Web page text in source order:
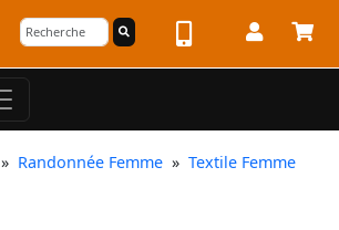
» Randonnée Femme » Textile Femme